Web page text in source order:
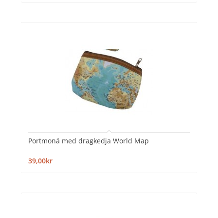
Portmonä med dragkedja World Map
39,00kr